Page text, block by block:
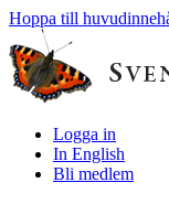
Hoppa till
Logga in
In English
Bli medlem